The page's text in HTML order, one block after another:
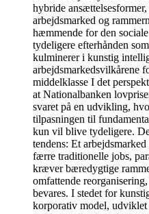
hybride
arbejdsmarked og
hæmmende for den
tydeligere efterhånden
kulminerer i kunstig
arbejdsmarkedsvilkårene
middelklasse I det
at Nationalbanken
svaret på en udvikling,
tilpasningen til
kun vil blive tydeligere.
tendens: Et
færre traditionelle jobs,
kræver bæredygtige
omfattende
bevares. I stedet for
korporativ model,